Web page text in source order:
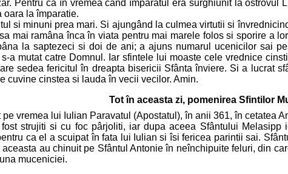
Pentru ca în vremea când împaratul era surghiunit la
oara la împaratie.
si minuni prea mari. Si ajungând la culmea virtutii si
mai ramâna înca în viata pentru mai marele folos si sporire a
la saptezeci si doi de ani; a ajuns numarul ucenicilor sai
a mutat catre Domnul. Iar sfintele lui moaste cele vrednice
sedea fericitul în dreapta bisericii Sfânta înviere. Si a lucrat
cuvine cinstea si lauda în vecii vecilor. Amin.
Tot în aceasta zi, pomenirea Sfintilor
vremea lui Iulian Paravatul (Apostatul), în anii 361, în cetatea
strujiti si cu foc pârjoliti, iar dupa aceea Sfântului
ca el a scuipat în fata lui Iulian si îsi fericea parintii sai.
au chinuit pe Sfântul Antonie în neînchipuite feluri, din
muceniciei.